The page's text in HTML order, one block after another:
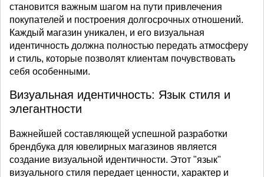
становится важным шагом на пути привлечения
покупателей и построения долгосрочных отношений.
Каждый магазин уникален, и его визуальная
идентичность должна полностью передать атмосферу
и стиль, которые позволят клиентам почувствовать
себя особенными.
Визуальная идентичность: Язык стиля и
элегантности
Важнейшей составляющей успешной разработки
брендбука для ювелирных магазинов является
создание визуальной идентичности. Этот "язык"
визуального стиля передает ценности, характер и